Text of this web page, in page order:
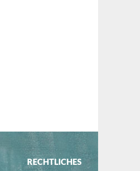
RECHTLICHES